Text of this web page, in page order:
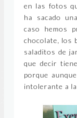
en las fotos
ha sacado
caso hemos
chocolate, los
saladitos de
que decir
porque
intolerante a